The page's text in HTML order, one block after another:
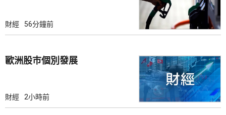
財經 56分鐘前
歐洲股巿個別發展
財經 2小時前